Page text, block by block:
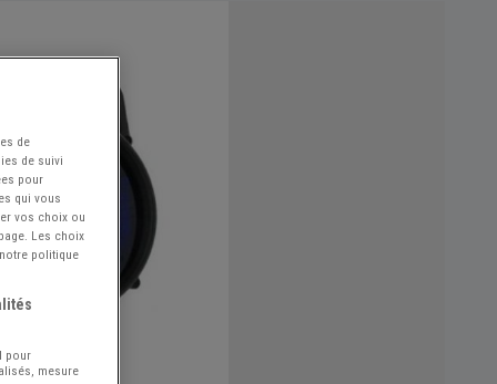
de
de suivi
pour
qui vous
vos choix ou
Les choix
politique
pour
mesure